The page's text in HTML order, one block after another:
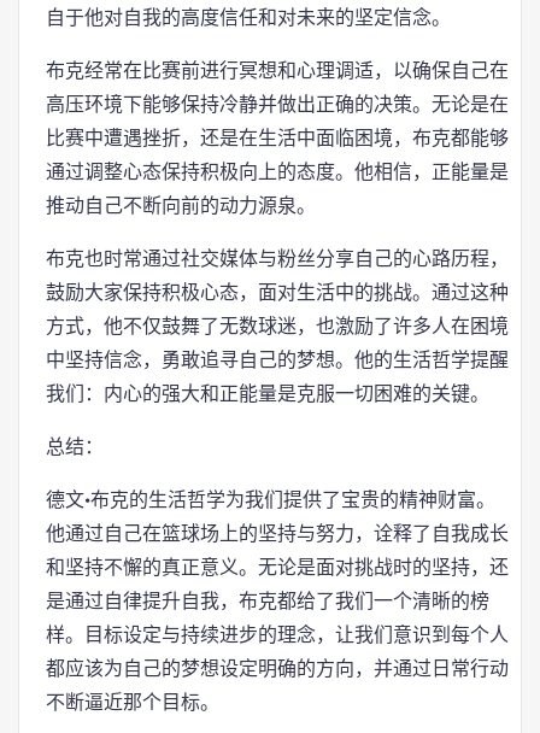
自于他对自我的高度信任和对未来的坚定信念。
布克经常在比赛前进行冥想和心理调适，以确保自己在
高压环境下能够保持冷静并做出正确的决策。无论是在
比赛中遭遇挫折，还是在生活中面临困境，布克都能够
通过调整心态保持积极向上的态度。他相信，正能量是
推动自己不断向前的动力源泉。
布克也时常通过社交媒体与粉丝分享自己的心路历程，
鼓励大家保持积极心态，面对生活中的挑战。通过这种
方式，他不仅鼓舞了无数球迷，也激励了许多人在困境
中坚持信念，勇敢追寻自己的梦想。他的生活哲学提醒
我们：内心的强大和正能量是克服一切困难的关键。
总结：
德文·布克的生活哲学为我们提供了宝贵的精神财富。
他通过自己在篮球场上的坚持与努力，诠释了自我成长
和坚持不懈的真正意义。无论是面对挑战时的坚持，还
是通过自律提升自我，布克都给了我们一个清晰的榜
样。目标设定与持续进步的理念，让我们意识到每个人
都应该为自己的梦想设定明确的方向，并通过日常行动
不断逼近那个目标。